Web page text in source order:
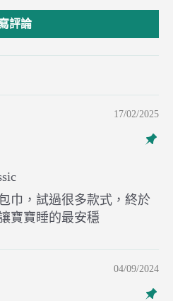
評論
17/02/2025
巾，試過很多款式，終於
寶寶睡的最安穩
04/09/2024